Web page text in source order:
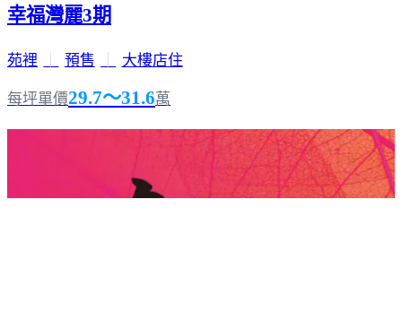
幸福灣麗3期
苑裡 預售 大樓店住
每坪單價29.7～31.6萬